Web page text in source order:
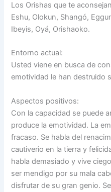
Los Orishas que te
Eshu, Olokun, Shangó,
Ibeyis, Oyá, Orishaoko.
Entorno actual:
Usted viene en busca de
emotividad le han destruido
Aspectos positivos:
Con la capacidad se puede
produce la emotividad. La
fracaso. Se habla del
cautiverio en la tierra y
habla demasiado y vive
ser mendigo por su mala
disfrutar de su gran genio.